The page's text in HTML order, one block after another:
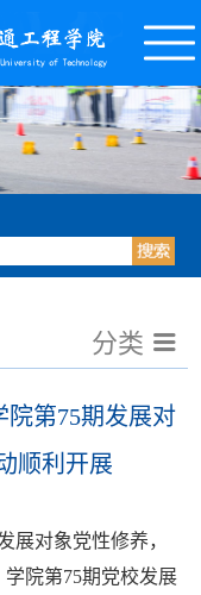
分类
第75期发展对
顺利开展
展对象党性修养，
学院第75期党校发展